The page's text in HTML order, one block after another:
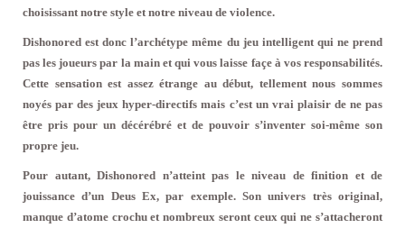
choisissant notre style et notre niveau de violence.
Dishonored est donc l’archétype même du jeu intelligent qui ne prend
pas les joueurs par la main et qui vous laisse façe à vos responsabilités.
Cette sensation est assez étrange au début, tellement nous sommes
noyés par des jeux hyper-directifs mais c’est un vrai plaisir de ne pas
être pris pour un décérébré et de pouvoir s’inventer soi-même son
propre jeu.
Pour autant, Dishonored n’atteint pas le niveau de finition et de
jouissance d’un Deus Ex, par exemple. Son univers très original,
manque d’atome crochu et nombreux seront ceux qui ne s’attacheront